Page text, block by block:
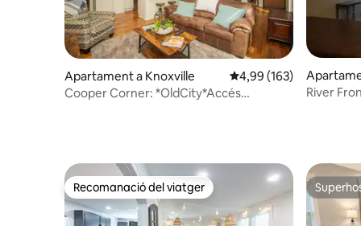
Apartament a Knoxville 4,99 de puntuació
4,99 (163)
Cooper Corner: *OldCity*Accés
River
Recomanació del viatger
Recomanació del viatger